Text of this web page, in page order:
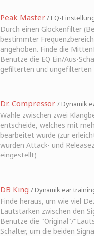
Peak Master / EQ-
Durch einen Glockenfilter
bestimmter
angehoben. Finde die
Benutze die EQ Ein/Aus-
gefilterten und ungefilterten
Dr. Compressor / Dynamik
Wähle zwischen zwei
entscheide, welches mit
bearbeitet wurde (zur
wurden Attack- und
eingestellt).
DB King / Dynamik ear
Finde heraus, um wie viel
Lautstärken zwischen den
Benutze die "Original"/
Schalter, um die beiden